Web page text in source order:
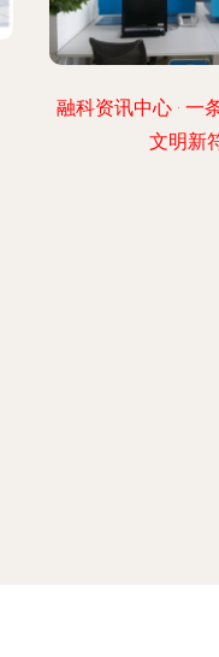
融科资讯中心 · 一
文明新